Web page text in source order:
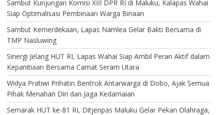
Sambut Kunjungan Komisi XIII DPR RI di Maluku, Kalapas Wahai
Siap Optimalisasi Pembinaan Warga Binaan
Sambut Kemerdekaan, Lapas Namlea Gelar Bakti Bersama di
TMP Nasluwing
Sinergi Jelang HUT RI, Lapas Wahai Siap Ambil Peran Aktif dalam
Kepanitiaan Bersama Camat Seram Utara
Widya Pratiwi Prihatin Bentrok Antarwarga di Dobo, Ajak Semua
Pihak Menahan Diri dan Jaga Kedamaian
Semarak HUT ke-81 RI, Ditjenpas Maluku Gelar Pekan Olahraga,